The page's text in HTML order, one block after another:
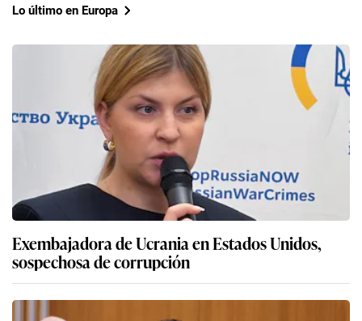
Lo último en Europa
Exembajadora de Ucrania en Estados Unidos,
sospechosa de corrupción